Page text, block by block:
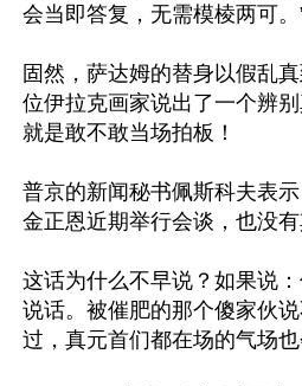
会当即答复，无需模棱两可。
固然，萨达姆的替身以假乱
位伊拉克画家说出了一个辨
就是敢不敢当场拍板！
普京的新闻秘书佩斯科夫表
金正恩近期举行会谈，也没有
这话为什么不早说？如果说
说话。被催肥的那个傻家伙
过，真元首们都在场的气场也